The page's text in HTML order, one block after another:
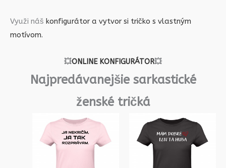
Využi náš konfigurátor a vytvor si tričko s vlastným
motívom.
💥ONLINE KONFIGURÁTOR💥
Najpredávanejšie sarkastické
ženské tričká